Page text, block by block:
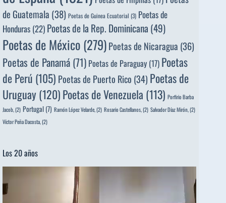
de Guatemala (38) Poetas de Guinea Ecuatorial (3) Poetas de
Honduras (22) Poetas de la Rep. Dominicana (49)
Poetas de México(279)Poetas de Nicaragua (36)
Poetas de Panamá (71) Poetas de Paraguay (17) Poetas
de Perú (105) Poetas de Puerto Rico (34) Poetas de
Uruguay(120)Poetas de Venezuela (113) Porfirio Barba
Jacob, (2) Portugal (7) Ramón López Velarde, (2) Rosario Castellanos, (2) Salvador Díaz Mirón, (2)
Víctor Peña Dacosta, (2)
Los 20 años
de
vídeo